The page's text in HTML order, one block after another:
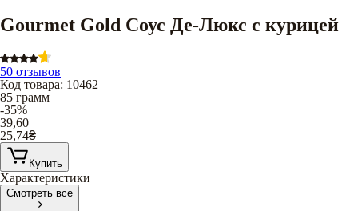
Gourmet Gold Соус Де-Люкс с курицей
50 отзывов
Код товара: 10462
85 грамм
-35%
39,60
25,74₴
Купить
Характеристики
Смотреть все